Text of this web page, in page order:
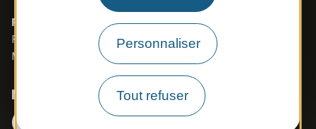
Personnaliser
Tout refuser
PROSZE O KONTAKT- J.POLSKI
Port. 0033 673 191 445
Mail :
export.apb1@apbfrance.com
Nous suivre
FacebookInstagram
N° Tél WhatsApp